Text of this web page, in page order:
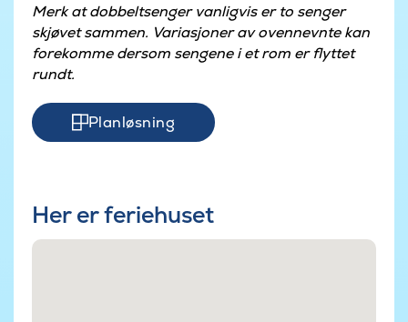
Merk at dobbeltsenger vanligvis er to senger
skjøvet sammen. Variasjoner av ovennevnte kan
forekomme dersom sengene i et rom er flyttet
rundt.
Planløsning
Her er feriehuset